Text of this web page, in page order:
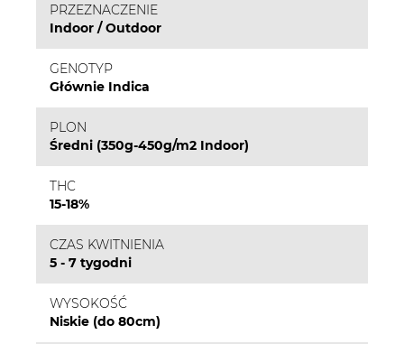
PRZEZNACZENIE
Indoor / Outdoor
GENOTYP
Głównie Indica
PLON
Średni (350g-450g/m2 Indoor)
THC
15-18%
CZAS KWITNIENIA
5 - 7 tygodni
WYSOKOŚĆ
Niskie (do 80cm)